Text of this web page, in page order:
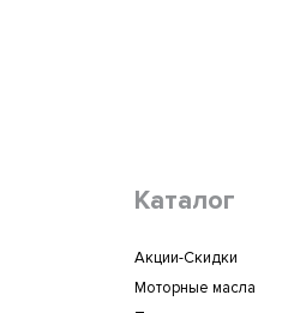
Каталог
Акции-Скидки
Моторные масла